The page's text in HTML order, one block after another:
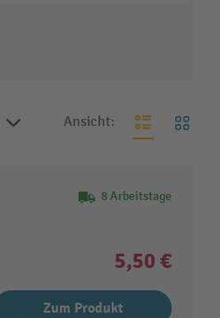
Ansicht:
8 Arbeitstage
5,50 €
Zum Produkt